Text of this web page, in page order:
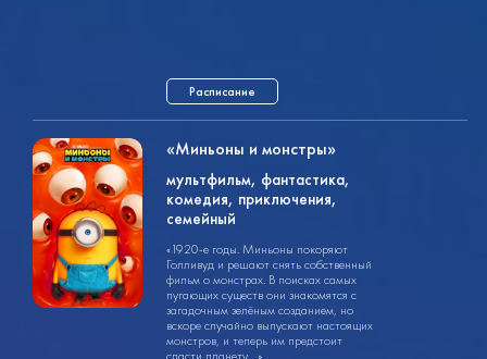
Расписание
мультфильм
1ч. 30мин.
12+
«Миньоны и монстры»
мультфильм, фантастика,
комедия, приключения,
семейный
«1920-е годы. Миньоны покоряют
Голливуд и решают снять собственный
фильм о монстрах. В поисках самых
пугающих существ они знакомятся с
загадочным зелёным созданием, но
вскоре случайно выпускают настоящих
монстров, и теперь им предстоит